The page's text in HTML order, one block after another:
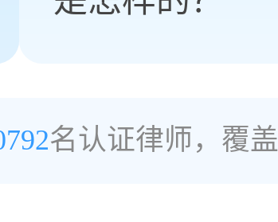
名认证律师，覆盖